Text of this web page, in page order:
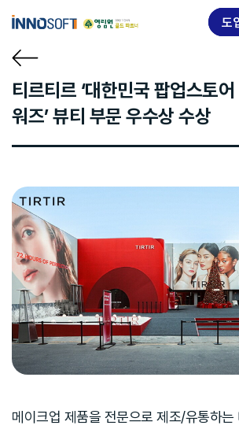
links
content
도
티르티르 ‘대한민국 팝업스토어
워즈’ 뷰티 부문 우수상 수상
메이크업 제품을 전문으로 제조/유통하